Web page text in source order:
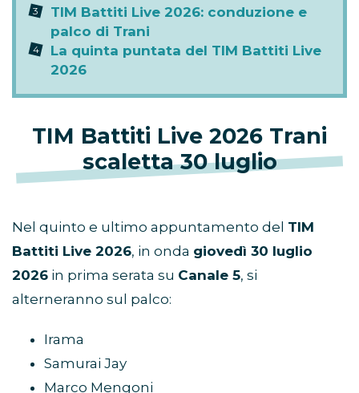
TIM Battiti Live 2026: conduzione e
palco di Trani
La quinta puntata del TIM Battiti Live
2026
TIM Battiti Live 2026 Trani
scaletta 30 luglio
Nel quinto e ultimo appuntamento del TIM
Battiti Live 2026, in onda giovedì 30 luglio
2026 in prima serata su Canale 5, si
alterneranno sul palco:
Irama
Samurai Jay
Marco Mengoni